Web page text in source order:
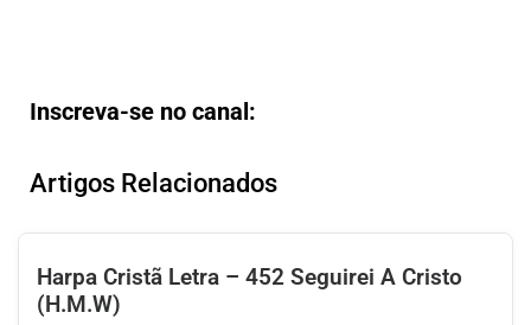
Inscreva-se no canal:
Artigos Relacionados
Harpa Cristã Letra – 452 Seguirei A Cristo
(H.M.W)